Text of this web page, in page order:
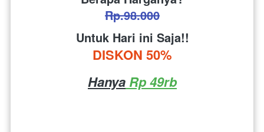
Rp.98.000
Untuk Hari ini Saja!!
DISKON 50%
Hanya Rp 49rb